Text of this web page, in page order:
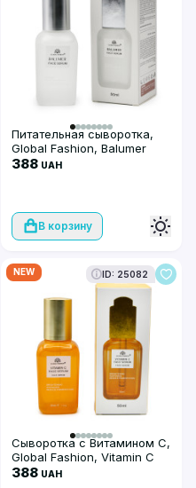
Питательная сыворотка,
Global Fashion, Balumer
Face Serum, 50ml
388 UAH
В корзину
NEW ID: 25082
Сыворотка с Витамином С,
Global Fashion, Vitamin C
Serum, 50ml
388 UAH